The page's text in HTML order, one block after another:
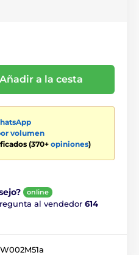
Añadir a la cesta
volumen
(370+ opiniones)
online
al vendedor 614